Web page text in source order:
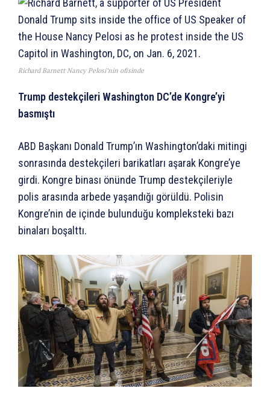
Richard Barnett Nancy Pelosi’nin ofisinde
Trump destekçileri Washington DC’de Kongre’yi
basmıştı
ABD Başkanı Donald Trump’ın Washington’daki mitingi
sonrasında destekçileri barikatları aşarak Kongre’ye
girdi. Kongre binası önünde Trump destekçileriyle
polis arasında arbede yaşandığı görüldü. Polisin
Kongre’nin de içinde bulunduğu kompleksteki bazı
binaları boşalttı.